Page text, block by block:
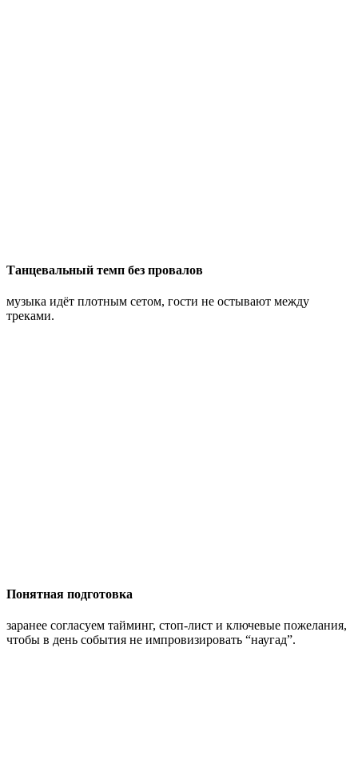
Танцевальный темп без провалов
музыка идёт плотным сетом, гости не остывают между
треками.
Понятная подготовка
заранее согласуем тайминг, стоп-лист и ключевые пожелания,
чтобы в день события не импровизировать “наугад”.